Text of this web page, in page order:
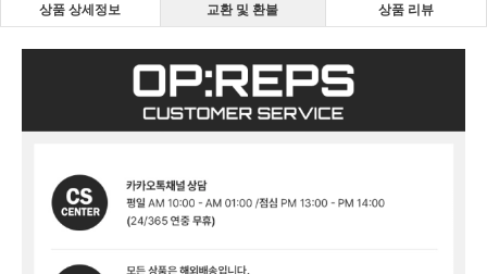
상품 상세정보 교환 및 환불 상품 리뷰